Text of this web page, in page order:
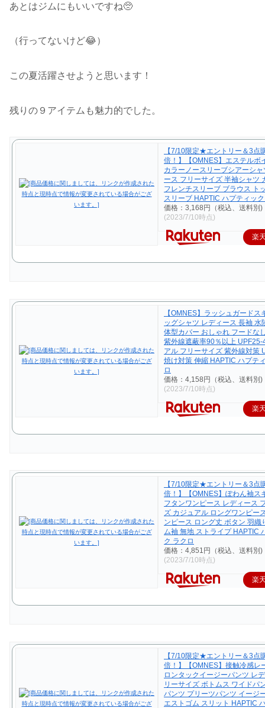
あとはジムにもいいですね🥺
（行ってないけど😂）
この夏活躍させようと思います！
残りの９アイテムも魅力的でした。
【7/10限定★エントリー＆3点
倍！】【OMNES】エステルボ
カラーノースリーブシアーシ
ース フリーサイズ 半袖シャツ
フレンチスリーブ ブラウス ト
スリーブ HAPTIC ハプティッ
価格：3,168円（税込、送料別)
(2023/7/10時点)
楽
【OMNES】ラッシュガードス
ッグシャツ レディース 長袖 水
体型カバー おしゃれ フードな
紫外線遮蔽率90％以上 UPF25-
アル フリーサイズ 紫外線対策
焼け対策 伸縮 HAPTIC ハプテ
ロ
価格：4,158円（税込、送料別)
(2023/7/10時点)
楽
【7/10限定★エントリー＆3点
倍！】【OMNES】ぽわん袖ス
フタンワンピース レディース
ズ カジュアル ロングワンピー
ンピース ロング丈 ボタン 羽織
ム袖 無地 ストライプ HAPTIC
ク ラクロ
価格：4,851円（税込、送料別)
(2023/7/10時点)
楽
【7/10限定★エントリー＆3点
倍！】【OMNES】接触冷感レ
ロンタックイージーパンツ レ
リーサイズ ボトムス ワイドパ
パンツ プリーツパンツ イージ
エストゴム スリット HAPTIC